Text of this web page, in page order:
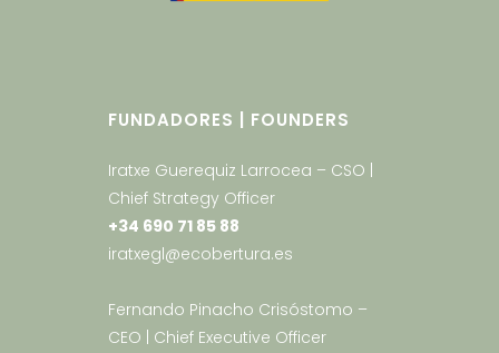
FUNDADORES | FOUNDERS
Iratxe Guerequiz Larrocea – CSO |
Chief Strategy Officer
+34 690 71 85 88
iratxegl@ecobertura.es
Fernando Pinacho Crisóstomo –
CEO | Chief Executive Officer